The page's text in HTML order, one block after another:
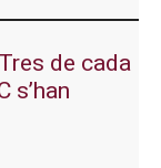
de cada
s’han